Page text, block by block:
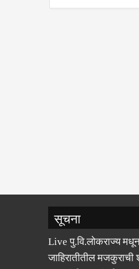
सूचना
Live पु.वि.लोकराज्य मधून
जाहिरातीतील